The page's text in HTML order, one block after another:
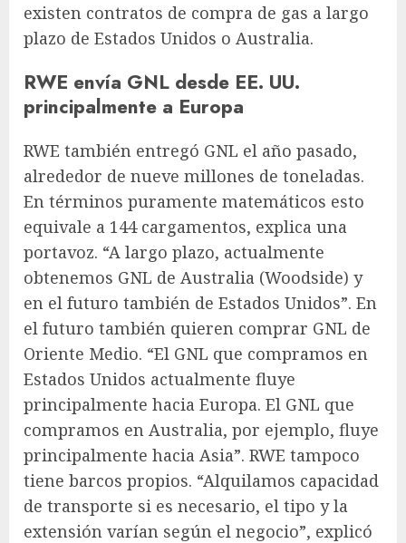
existen contratos de compra de gas a largo
plazo de Estados Unidos o Australia.
RWE envía GNL desde EE. UU.
principalmente a Europa
RWE también entregó GNL el año pasado,
alrededor de nueve millones de toneladas.
En términos puramente matemáticos esto
equivale a 144 cargamentos, explica una
portavoz. “A largo plazo, actualmente
obtenemos GNL de Australia (Woodside) y
en el futuro también de Estados Unidos”. En
el futuro también quieren comprar GNL de
Oriente Medio. “El GNL que compramos en
Estados Unidos actualmente fluye
principalmente hacia Europa. El GNL que
compramos en Australia, por ejemplo, fluye
principalmente hacia Asia”. RWE tampoco
tiene barcos propios. “Alquilamos capacidad
de transporte si es necesario, el tipo y la
extensión varían según el negocio”, explicó